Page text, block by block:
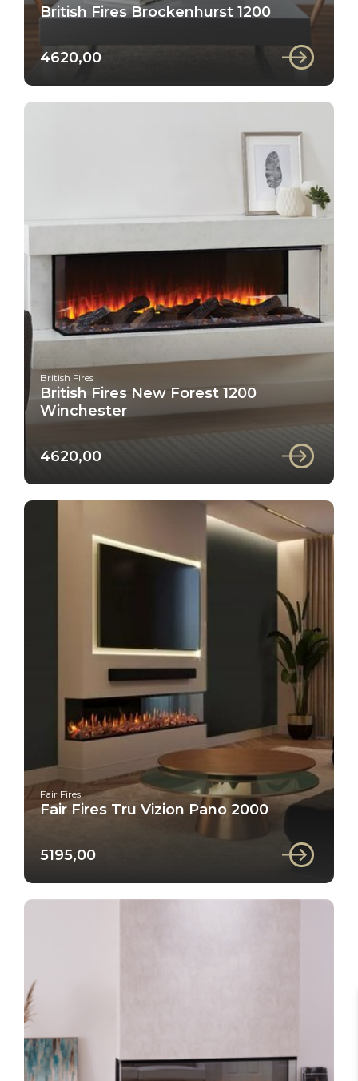
British Fires Brockenhurst 1200
4620,00
British Fires
British Fires New Forest 1200
Winchester
4620,00
Fair Fires
Fair Fires Tru Vizion Pano 2000
5195,00